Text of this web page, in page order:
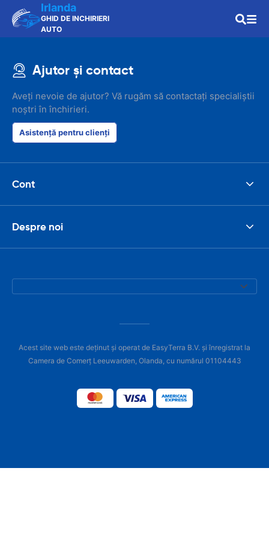
Irlanda
GHID DE INCHIRIERI
AUTO
Ajutor și contact
Aveți nevoie de ajutor? Vă rugăm să contactați specialiștii
noștri în închirieri.
Asistență pentru clienți
Cont
Despre noi
Acest site web este deținut și operat de EasyTerra B.V. și înregistrat la
Camera de Comerț Leeuwarden, Olanda, cu numărul 01104443